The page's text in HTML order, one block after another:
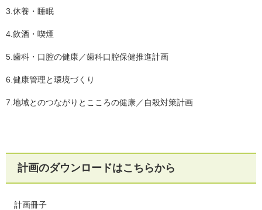
3.休養・睡眠
4.飲酒・喫煙
5.歯科・口腔の健康／歯科口腔保健推進計画
6.健康管理と環境づくり
7.地域とのつながりとこころの健康／自殺対策計画
計画のダウンロードはこちらから
計画冊子